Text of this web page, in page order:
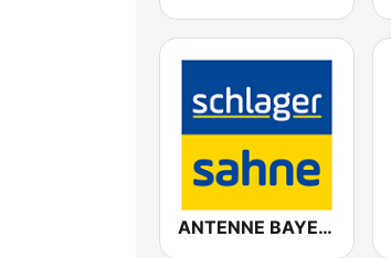
ANTENNE BAYERN Schlagersahne